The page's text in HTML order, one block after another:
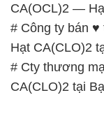
CA(OCL)2 —
# Công ty bán
Hạt CA(CLO)2
# Cty thương
CA(CLO)2 tại